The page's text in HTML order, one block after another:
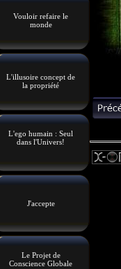
Vouloir refaire le
monde
L'illusoire concept de
la propriété
L'ego humain : Seul
dans l'Univers!
J'accepte
Le Projet de
Conscience Globale